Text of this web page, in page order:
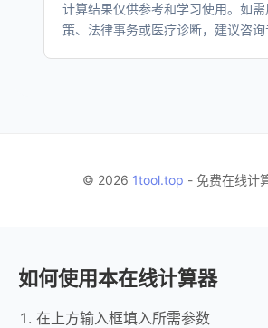
计算结果仅供参考和学习使用。如
策、法律事务或医疗诊断，建议咨询
© 2026 1tool.top - 免费在线计
如何使用本在线计算器
在上方输入框填入所需参数